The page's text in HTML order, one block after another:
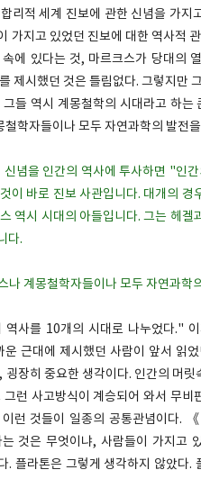
리적 세계 진보에 관한 신념을 가
가지고 있었던 진보에 대한 역사적
에 있다는 것, 마르크스가 당대의
제시했던 것은 틀림없다. 그렇지만
들 역시 계몽철학의 시대라고 하
철학자들이나 모두 자연과학의 발전
념을 인간의 역사에 투사하면 "인
이 바로 진보 사관입니다. 대개의
역시 시대의 아들입니다. 그는 헤
다.
나 계몽철학자들이나 모두 자연과학
역사를 10개의 시대로 나누었다."
운 근대에 제시했던 사람이 앞서 읽
굉장히 중요한 생각이다. 인간의 머
그런 사고방식이 계승되어 와서 무
런 것들이 일종의 공통관념이다.
것은 무엇이냐, 사람들이 가지고
. 플라톤은 그렇게 생각하지 않았다